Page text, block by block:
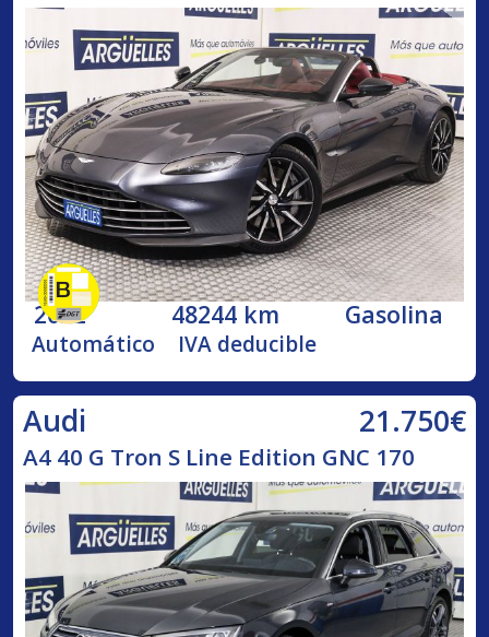
2022 48244 km Gasolina
Automático IVA deducible
Audi 21.750€
A4 40 G Tron S Line Edition GNC 170